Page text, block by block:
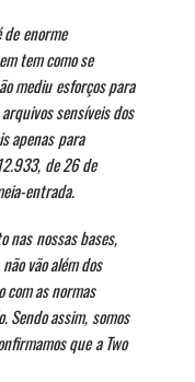
enorme
tem como se
mediu esforços para
sensíveis dos
apenas para
de 26 de
entrada.
nas nossas bases,
vão além dos
com as normas
Sendo assim, somos
que a Two